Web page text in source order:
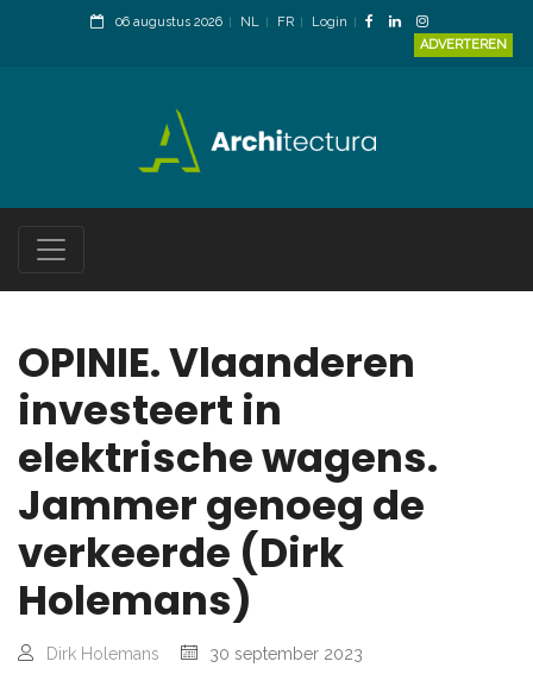
06 augustus 2026 NL FR
Login
ADVERTEREN
OPINIE. Vlaanderen
investeert in
elektrische wagens.
Jammer genoeg de
verkeerde (Dirk
Holemans)
Dirk Holemans
30 september 2023